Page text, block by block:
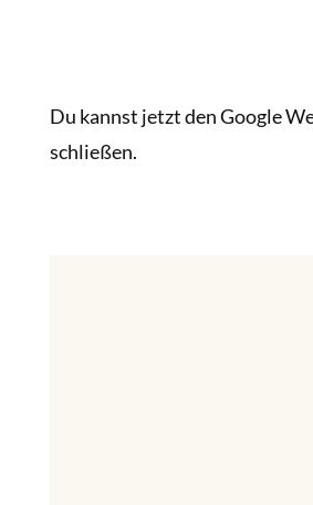
Du kannst jetzt den Google
schließen.